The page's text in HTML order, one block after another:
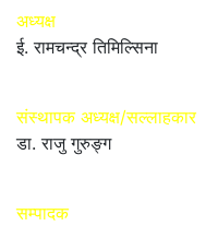
अध्यक्ष
ई. रामचन्द्र तिमिल्सिना
संस्थापक अध्यक्ष/सल्लाहकार
डा. राजु गुरुङ्ग
सम्पादक